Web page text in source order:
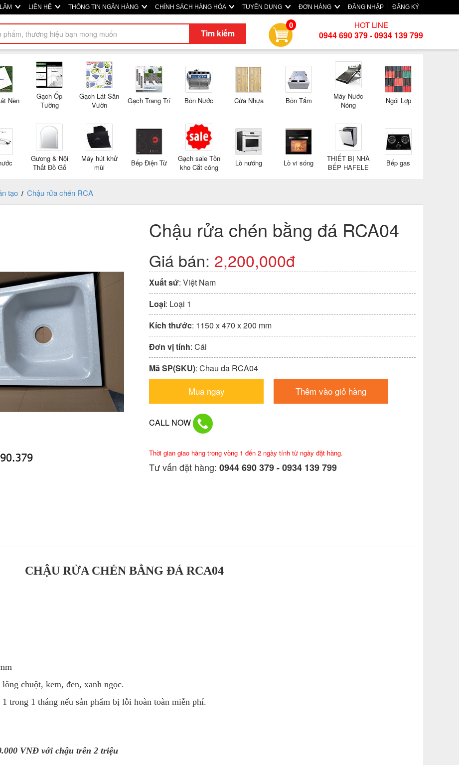
LIÊN HỆ THÔNG TIN NGÂN HÀNG CHÍNH SÁCH HÀNG HÓA TUYỂN DỤNG ĐƠN HÀNG ĐĂNG NHẬP ĐĂNG KÝ
Tìm kiếm
0 HOT LINE
0944 690 379 - 0934 139 799
Nền
Gạch Ốp
Tường
Gạch Lát Sân
Vườn
Gạch Trang Trí Bồn Nước Cửa Nhựa Bồn Tắm
Máy Nước
Nóng
Ngói Lợp
Gương & Nội
Thất Đồ Gỗ
Máy hút khử
mùi
Bếp Điện Từ
Gạch sale Tồn
kho Cắt công
Lò nướng Lò vi sóng
THIẾT BỊ NHÀ
BẾP HAFELE
Bếp gas
tạo / Chậu rửa chén RCA
Chậu rửa chén bằng đá RCA04
Giá bán: 2,200,000đ
Xuất sứ: Việt Nam
Loại: Loại 1
Kích thước: 1150 x 470 x 200 mm
Đơn vị tính: Cái
Mã SP(SKU): Chau da RCA04
Mua ngay Thêm vào giỏ hàng
CALL NOW
Thời gian giao hàng trong vòng 1 đến 2 ngày tính từ ngày đặt hàng.
Tư vấn đặt hàng: 0944 690 379 - 0934 139 799
CHẬU RỬA CHÉN BẰNG ĐÁ RCA04
chuột, kem, đen, xanh ngọc.
trong 1 tháng nếu sản phẩm bị lỗi hoàn toàn miễn phí.
VNĐ với chậu trên 2 triệu